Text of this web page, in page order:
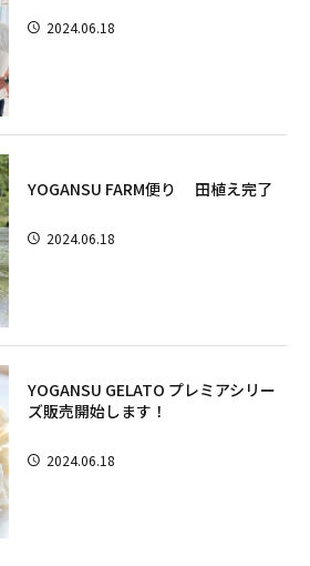
2024.06.18
YOGANSU FARM便り 田植え完了
2024.06.18
YOGANSU GELATO プレミアシリー
ズ販売開始します！
2024.06.18